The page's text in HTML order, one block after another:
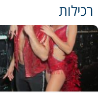
רכילות